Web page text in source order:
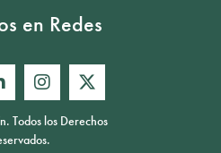
en Redes
Todos los Derechos